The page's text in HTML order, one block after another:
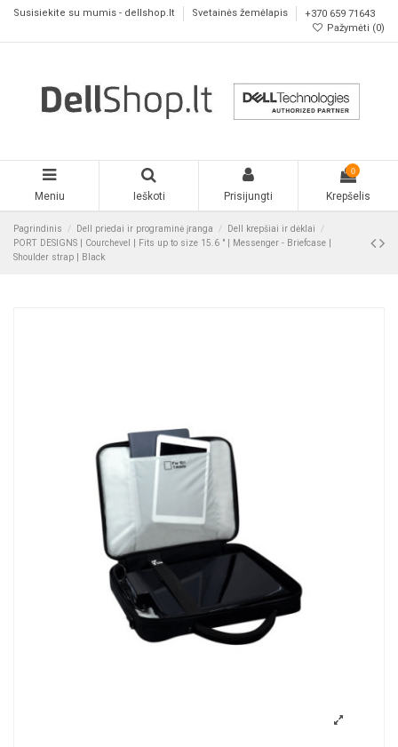
Susisiekite su mumis - dellshop.lt Svetainės žemėlapis
+370 659 71643
Pažymėti (0)
Meniu Ieškoti Prisijungti
0
Krepšelis
Pagrindinis Dell priedai ir programinė įranga
Dell krepšiai ir dėklai
PORT DESIGNS | Courchevel | Fits up to size 15.6 " | Messenger - Briefcase |
Shoulder strap | Black